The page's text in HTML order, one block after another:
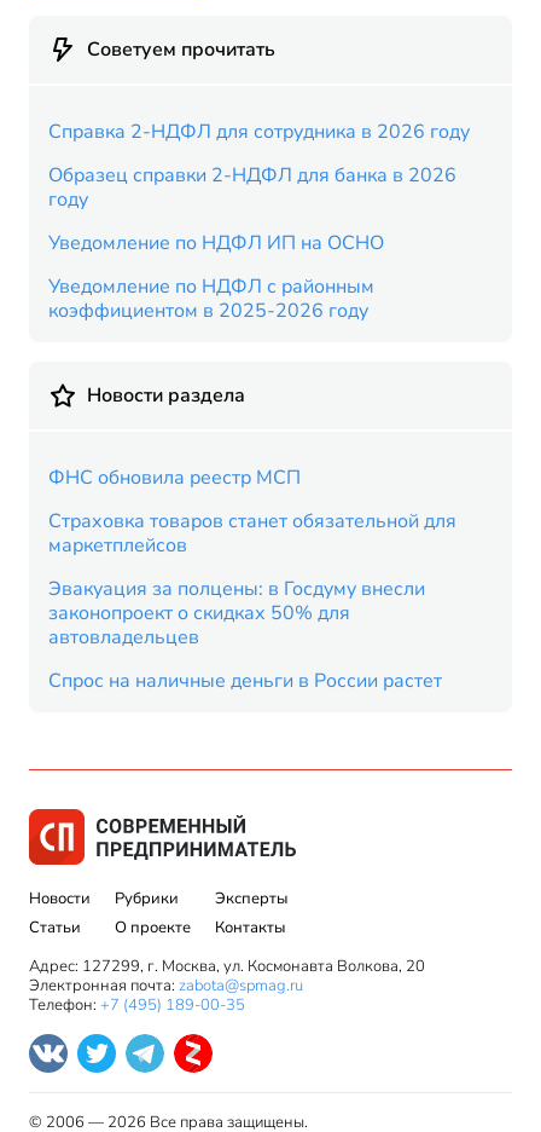
Советуем прочитать
Справка 2-НДФЛ для сотрудника в 2026 году
Образец справки 2-НДФЛ для банка в 2026
году
Уведомление по НДФЛ ИП на ОСНО
Уведомление по НДФЛ с районным
коэффициентом в 2025-2026 году
Новости раздела
ФНС обновила реестр МСП
Страховка товаров станет обязательной для
маркетплейсов
Эвакуация за полцены: в Госдуму внесли
законопроект о скидках 50% для
автовладельцев
Спрос на наличные деньги в России растет
Новости
Статьи
Рубрики
О проекте
Эксперты
Контакты
Адрес: 127299, г. Москва, ул. Космонавта Волкова, 20
Электронная почта: zabota@spmag.ru
Телефон: +7 (495) 189-00-35
© 2006 — 2026 Все права защищены.